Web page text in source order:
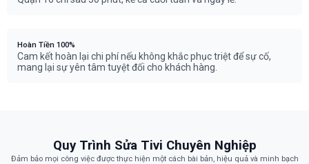
Hoàn Tiền 100%
Cam kết hoàn lại chi phí nếu không khắc phục triệt để sự cố,
mang lại sự yên tâm tuyệt đối cho khách hàng.
Quy Trình Sửa Tivi Chuyên Nghiệp
Đảm bảo mọi công việc được thực hiện một cách bài bản, hiệu quả và minh bạch